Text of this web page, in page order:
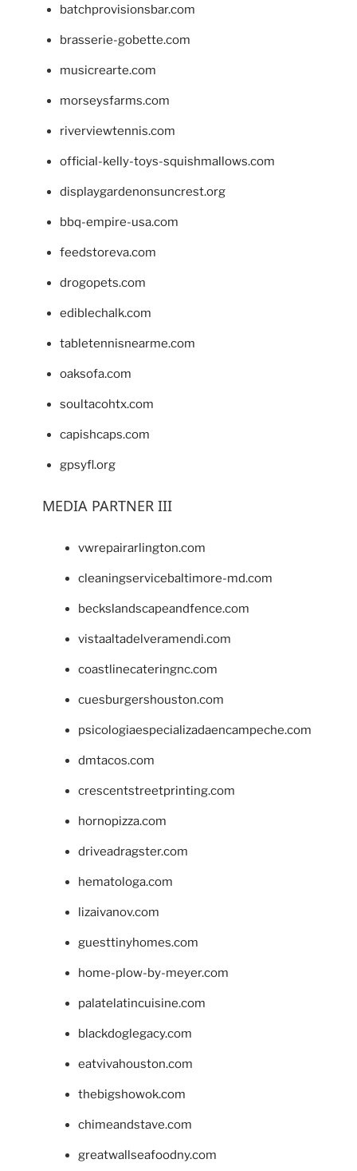
batchprovisionsbar.com
brasserie-gobette.com
musicrearte.com
morseysfarms.com
riverviewtennis.com
official-kelly-toys-squishmallows.com
displaygardenonsuncrest.org
bbq-empire-usa.com
feedstoreva.com
drogopets.com
ediblechalk.com
tabletennisnearme.com
oaksofa.com
soultacohtx.com
capishcaps.com
gpsyfl.org
MEDIA PARTNER III
vwrepairarlington.com
cleaningservicebaltimore-md.com
beckslandscapeandfence.com
vistaaltadelveramendi.com
coastlinecateringnc.com
cuesburgershouston.com
psicologiaespecializadaencampeche.com
dmtacos.com
crescentstreetprinting.com
hornopizza.com
driveadragster.com
hematologa.com
lizaivanov.com
guesttinyhomes.com
home-plow-by-meyer.com
palatelatincuisine.com
blackdoglegacy.com
eatvivahouston.com
thebigshowok.com
chimeandstave.com
greatwallseafoodny.com